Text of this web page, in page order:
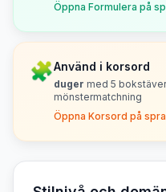
Öppna Formulera på
🧩Använd i korsord
duger med 5
mönstermatchning
Öppna Korsord på